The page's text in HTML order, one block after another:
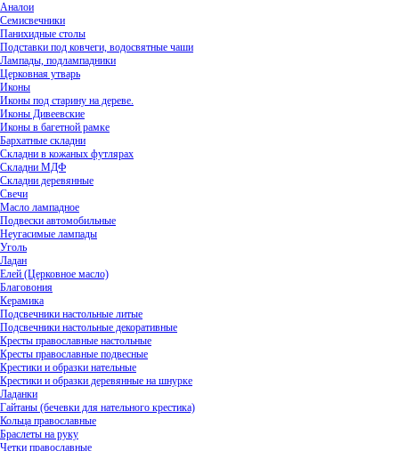
Аналои
Семисвечники
Панихидные столы
Подставки под ковчеги, водосвятные чаши
Лампады, подлампадники
Церковная утварь
Иконы
Иконы под старину на дереве.
Иконы Дивеевские
Иконы в багетной рамке
Бархатные складни
Складни в кожаных футлярах
Складни МДФ
Складни деревянные
Свечи
Масло лампадное
Подвески автомобильные
Неугасимые лампады
Уголь
Ладан
Елей (Церковное масло)
Благовония
Керамика
Подсвечники настольные литые
Подсвечники настольные декоративные
Кресты православные настольные
Кресты православные подвесные
Крестики и образки нательные
Крестики и образки деревянные на шнурке
Ладанки
Гайтаны (бечевки для нательного крестика)
Кольца православные
Браслеты на руку
Четки православные